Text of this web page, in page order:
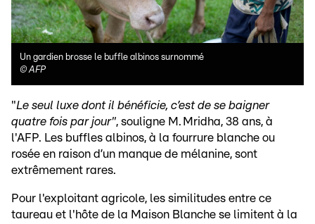
Un gardien brosse le buffle albinos surnommé
©AFP
"Le seul luxe dont il bénéficie, c’est de se baigner
quatre fois par jour", souligne M. Mridha, 38 ans, à
l'AFP. Les buffles albinos, à la fourrure blanche ou
rosée en raison d’un manque de mélanine, sont
extrêmement rares.
Pour l'exploitant agricole, les similitudes entre ce
taureau et l'hôte de la Maison Blanche se limitent à la